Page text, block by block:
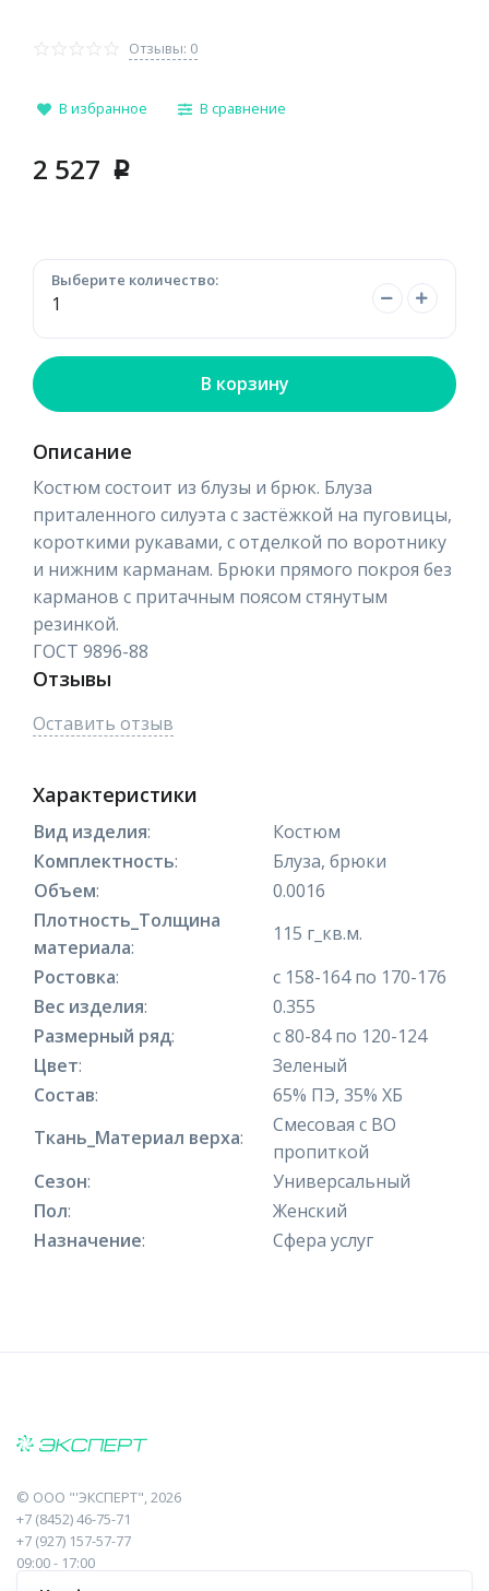
Отзывы: 0
В избранное В сравнение
2 527 p
Выберите количество:
В корзину
Описание
Костюм состоит из блузы и брюк. Блуза
приталенного силуэта с застёжкой на пуговицы,
короткими рукавами, с отделкой по воротнику
и нижним карманам. Брюки прямого покроя без
карманов с притачным поясом стянутым
резинкой.
ГОСТ 9896-88
Отзывы
Оставить отзыв
Характеристики
Вид изделия:
Костюм
Комплектность:
Блуза, брюки
Объем:
0.0016
Плотность_Толщина
материала:
115 г_кв.м.
Ростовка:
с 158-164 по 170-176
Вес изделия:
0.355
Размерный ряд:
с 80-84 по 120-124
Цвет:
Зеленый
Состав:
65% ПЭ, 35% ХБ
Ткань_Материал верха:
Смесовая с ВО
пропиткой
Сезон:
Универсальный
Пол:
Женский
Назначение: Сфера услуг
© ООО "'ЭКСПЕРТ", 2026
+7 (8452) 46-75-71
+7 (927) 157-57-77
09:00 - 17:00
410017, Саратов, Пугачева, 10 к1, оф.23